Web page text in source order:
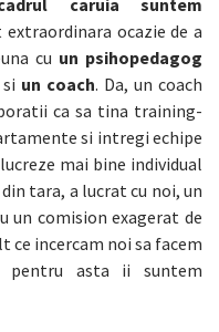
ocazie de a
cu un psihopedagog
un coach. Da, un coach
ca sa tina training-
si intregi echipe
mai bine individual
tara, a lucrat cu noi, un
un comision exagerat de
incercam noi sa facem
asta ii suntem